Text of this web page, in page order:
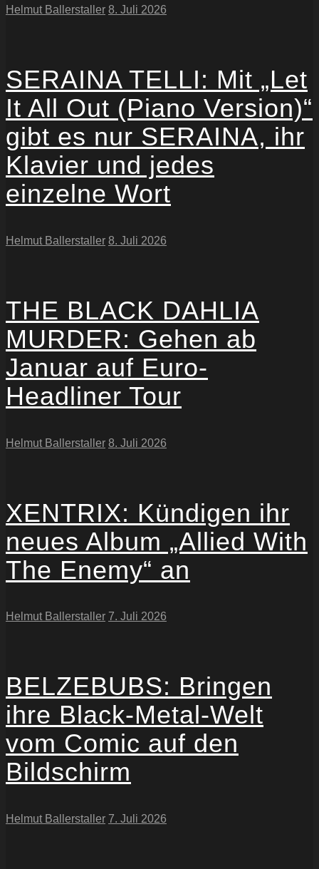
Helmut Ballerstaller 8. Juli 2026
SERAINA TELLI: Mit „Let
It All Out (Piano Version)“
gibt es nur SERAINA, ihr
Klavier und jedes
einzelne Wort
Helmut Ballerstaller 8. Juli 2026
THE BLACK DAHLIA
MURDER: Gehen ab
Januar auf Euro-
Headliner Tour
Helmut Ballerstaller 8. Juli 2026
XENTRIX: Kündigen ihr
neues Album „Allied With
The Enemy“ an
Helmut Ballerstaller 7. Juli 2026
BELZEBUBS: Bringen
ihre Black-Metal-Welt
vom Comic auf den
Bildschirm
Helmut Ballerstaller 7. Juli 2026